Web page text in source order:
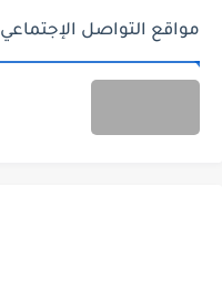
مواقع التواصل الإجتماعي